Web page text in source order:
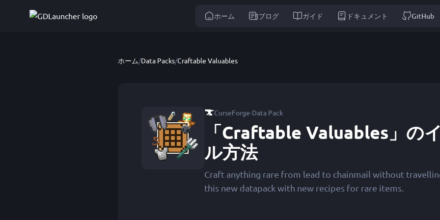
ホーム ブログ ガイド ドキュメント GitHub
ホーム/Data Packs/Craftable Valuables
CurseForge·Data Pack
「Craftable Valuables」の
ル方法
Craft anything rare from lead to chainmail without
this new datapack with new recipes for rare items.